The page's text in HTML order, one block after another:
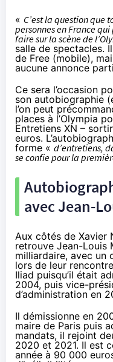
« C’est la question que
personnes en France
faire sur la scène de
salle de spectacles.
de Free (mobile),
aucune annonce
Ce sera l’occasion
son autobiographie
l’on peut
places à l’Olympia
Entretiens XN –
euros.
forme « d’entretiens,
se confie pour la
avec Jean-
Aux côtés de Xavier
retrouve Jean-Louis
milliardaire, avec un
lors de leur rencontre
Iliad puisqu’il était
2004, puis vice-
d’administration en
Il démissionne en
maire de Paris puis
mandats, il rejoint
2020 et 2021. Il est
année à 90 000